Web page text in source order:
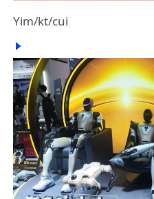
Yim/kt/cui